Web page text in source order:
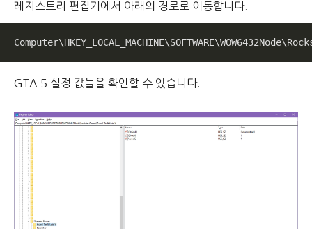
레지스트리 편집기에서 아래의 경로로 이동합니다.
GTA 5 설정 값들을 확인할 수 있습니다.